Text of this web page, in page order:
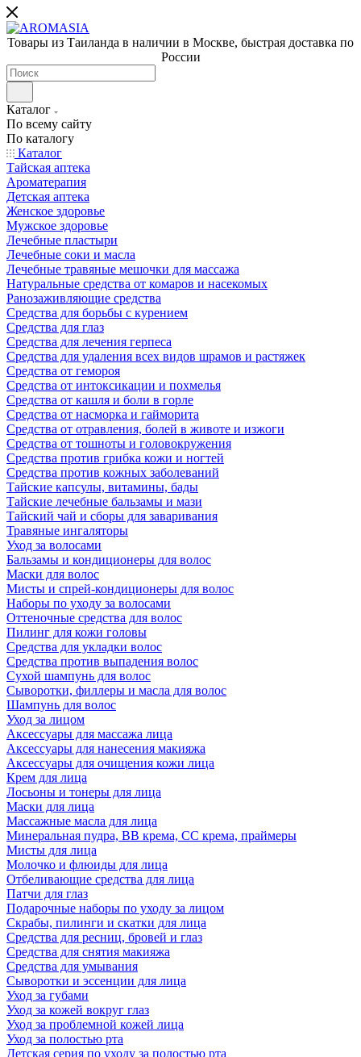
Товары из Таиланда в наличии в Москве, быстрая доставка по
России
Каталог
По всему сайту
По каталогу
Каталог
Тайская аптека
Ароматерапия
Детская аптека
Женское здоровье
Мужское здоровье
Лечебные пластыри
Лечебные соки и масла
Лечебные травяные мешочки для массажа
Натуральные средства от комаров и насекомых
Ранозаживляющие средства
Средства для борьбы с курением
Средства для глаз
Средства для лечения герпеса
Средства для удаления всех видов шрамов и растяжек
Средства от гемороя
Средства от интоксикации и похмелья
Средства от кашля и боли в горле
Средства от насморка и гайморита
Средства от отравления, болей в животе и изжоги
Средства от тошноты и головокружения
Средства против грибка кожи и ногтей
Средства против кожных заболеваний
Тайские капсулы, витамины, бады
Тайские лечебные бальзамы и мази
Тайский чай и сборы для заваривания
Травяные ингаляторы
Уход за волосами
Бальзамы и кондиционеры для волос
Маски для волос
Мисты и спрей-кондиционеры для волос
Наборы по уходу за волосами
Оттеночные средства для волос
Пилинг для кожи головы
Средства для укладки волос
Средства против выпадения волос
Сухой шампунь для волос
Сыворотки, филлеры и масла для волос
Шампунь для волос
Уход за лицом
Аксессуары для массажа лица
Аксессуары для нанесения макияжа
Аксессуары для очищения кожи лица
Крем для лица
Лосьоны и тонеры для лица
Маски для лица
Массажные масла для лица
Минеральная пудра, BB крема, СС крема, праймеры
Мисты для лица
Молочко и флюиды для лица
Отбеливающие средства для лица
Патчи для глаз
Подарочные наборы по уходу за лицом
Скрабы, пилинги и скатки для лица
Средства для ресниц, бровей и глаз
Средства для снятия макияжа
Средства для умывания
Сыворотки и эссенции для лица
Уход за губами
Уход за кожей вокруг глаз
Уход за проблемной кожей лица
Уход за полостью рта
Детская серия по уходу за полостью рта